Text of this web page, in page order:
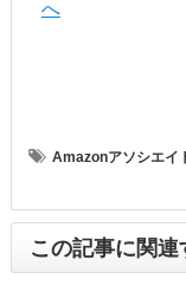
Amazonアソシエイ
この記事に関